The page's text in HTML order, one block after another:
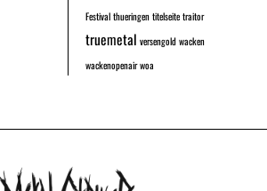
Festivalthueringentitelseitetraitor
truemetal versengoldwacken
wackenopenairwoa